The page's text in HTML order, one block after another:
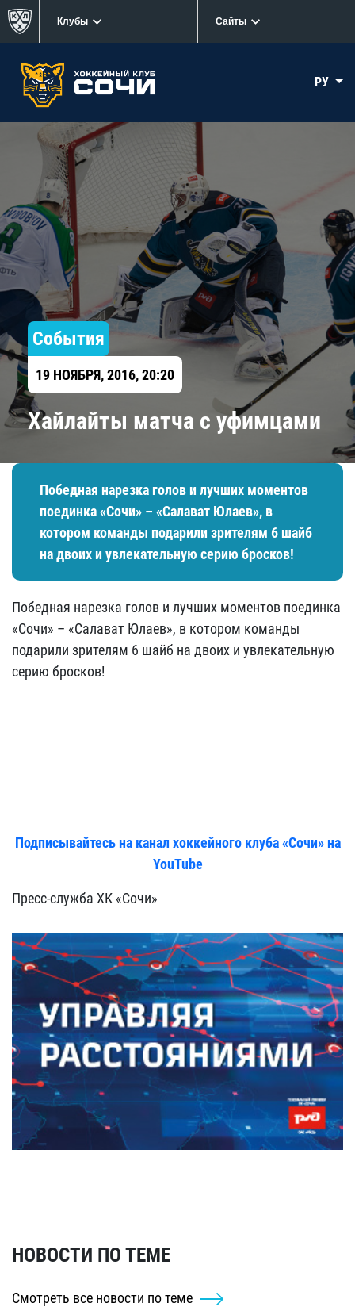
Клубы Сайты
РУ
События
19 НОЯБРЯ, 2016, 20:20
Хайлайты матча с уфимцами
Победная нарезка голов и лучших моментов
поединка «Сочи» – «Салават Юлаев», в
котором команды подарили зрителям 6 шайб
на двоих и увлекательную серию бросков!
Победная нарезка голов и лучших моментов поединка
«Сочи» – «Салават Юлаев», в котором команды
подарили зрителям 6 шайб на двоих и увлекательную
серию бросков!
Подписывайтесь на канал хоккейного клуба «Сочи» на
YouTube
Пресс-служба ХК «Сочи»
НОВОСТИ ПО ТЕМЕ
Смотреть все новости по теме